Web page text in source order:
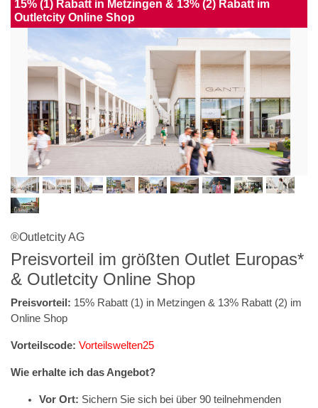
15% (1) Rabatt in Metzingen & 13% (2) Rabatt im
Outletcity Online Shop
®Outletcity AG
Preisvorteil im größten Outlet Europas*
& Outletcity Online Shop
Preisvorteil: 15% Rabatt (1) in Metzingen & 13% Rabatt (2) im
Online Shop
Vorteilscode: Vorteilswelten25
Wie erhalte ich das Angebot?
Vor Ort: Sichern Sie sich bei über 90 teilnehmenden